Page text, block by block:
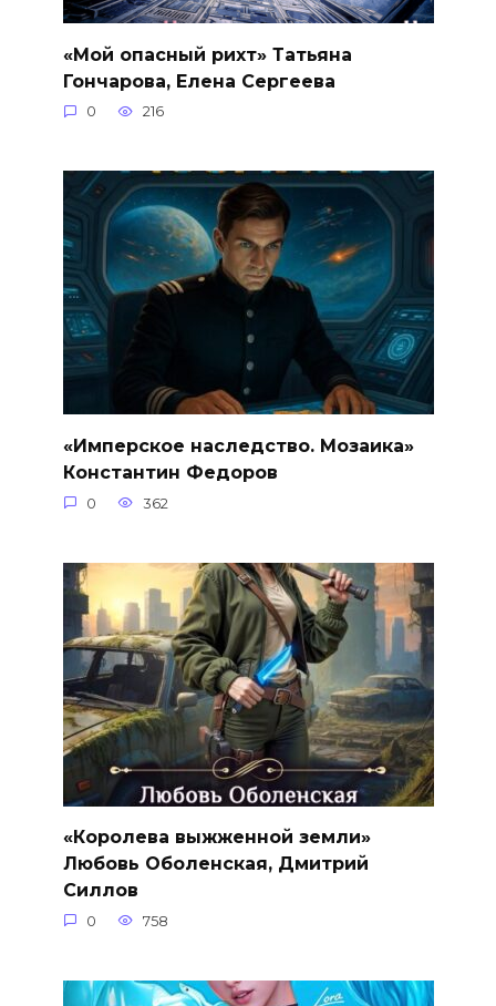
«Мой опасный рихт» Татьяна
Гончарова, Елена Сергеева
0 216
«Имперское наследство. Мозаика»
Константин Федоров
0 362
«Королева выжженной земли»
Любовь Оболенская, Дмитрий
Силлов
0 758